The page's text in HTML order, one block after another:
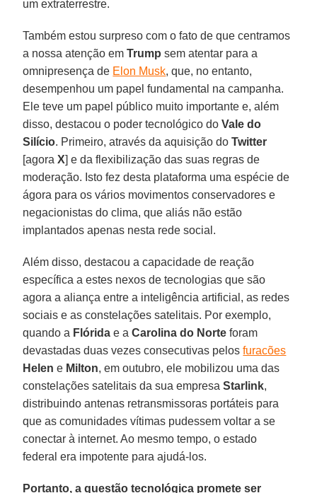
um extraterrestre.
Também estou surpreso com o fato de que centramos
a nossa atenção emTrump sem atentar para a
omnipresença de Elon Musk, que, no entanto,
desempenhou um papel fundamental na campanha.
Ele teve um papel público muito importante e, além
disso, destacou o poder tecnológico doVale do
Silício. Primeiro, através da aquisição doTwitter
[agoraX] e da flexibilização das suas regras de
moderação. Isto fez desta plataforma uma espécie de
ágora para os vários movimentos conservadores e
negacionistas do clima, que aliás não estão
implantados apenas nesta rede social.
Além disso, destacou a capacidade de reação
específica a estes nexos de tecnologias que são
agora a aliança entre a inteligência artificial, as redes
sociais e as constelações satelitais. Por exemplo,
quando a Flórida e aCarolina do Norte foram
devastadas duas vezes consecutivas pelosfuracões
Helen e Milton, em outubro, ele mobilizou uma das
constelações satelitais da sua empresaStarlink,
distribuindo antenas retransmissoras portáteis para
que as comunidades vítimas pudessem voltar a se
conectar à internet. Ao mesmo tempo, o estado
federal era impotente para ajudá-los.
Portanto, a questão tecnológica promete ser